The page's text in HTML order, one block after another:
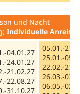
pro
Individuelle Anreise:
04.01.27
24.01.27
21.02.27
22.08.27
31.10.27
05.01.-
25.01.-
22.02.-
26.03.-
06.05.-